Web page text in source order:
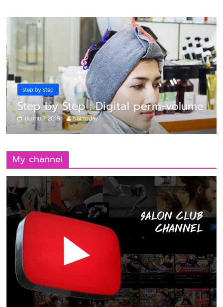
step by step
Step by Step : Digital perm-volume
มีนาคม 7, 2019 hairtoday
My channel